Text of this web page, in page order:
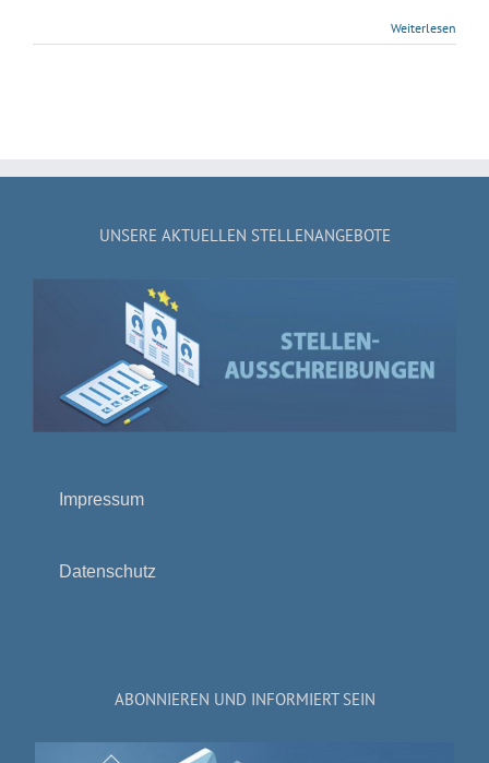
Weiterlesen
UNSERE AKTUELLEN STELLENANGEBOTE
Impressum
Datenschutz
ABONNIEREN UND INFORMIERT SEIN